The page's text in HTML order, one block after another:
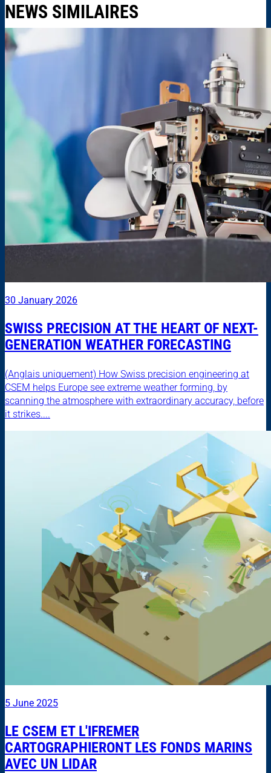
NEWS SIMILAIRES
30 January 2026
SWISS PRECISION AT THE HEART OF NEXT-
GENERATION WEATHER FORECASTING
(Anglais uniquement) How Swiss precision engineering at
CSEM helps Europe see extreme weather forming, by
scanning the atmosphere with extraordinary accuracy, before
it strikes....
5 June 2025
LE CSEM ET L'IFREMER
CARTOGRAPHIERONT LES FONDS MARINS
AVEC UN LIDAR